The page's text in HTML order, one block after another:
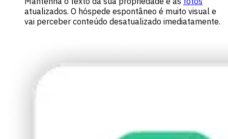
atualizados. O hóspede espontâneo é muito visual e
vai perceber conteúdo desatualizado imediatamente.